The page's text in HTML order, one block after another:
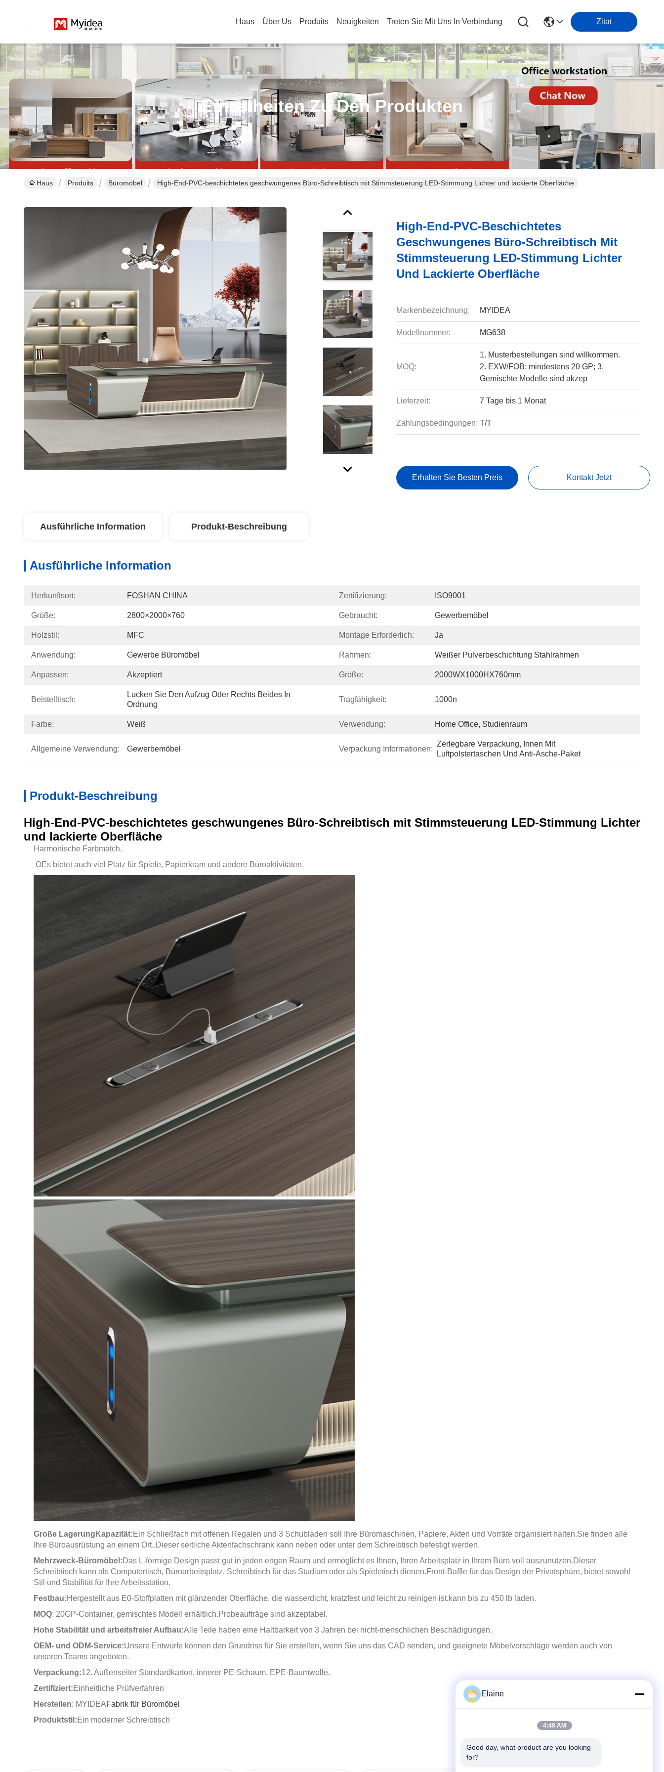
Haus Über Us Produits Neuigkeiten Treten Sie Mit Uns In Verbindung Zitat
Einzelheiten Zu Den Produkten
Haus Produits Büromöbel High-End-PVC-beschichtetes geschwungenes Büro-Schreibtisch mit Stimmsteuerung LED-Stimmung Lichter und lackierte Oberfläche
High-End-PVC-Beschichtetes
Geschwungenes Büro-Schreibtisch Mit
Stimmsteuerung LED-Stimmung Lichter
Und Lackierte Oberfläche
Markenbezeichnung: MYIDEA
Modellnummer: MG638
MOQ:
1. Musterbestellungen sind willkommen.
2. EXW/FOB: mindestens 20 GP; 3.
Gemischte Modelle sind akzep
Lieferzeit: 7 Tage bis 1 Monat
Zahlungsbedingungen: T/T
Erhalten Sie Besten Preis Kontakt Jetzt
Ausführliche Information Produkt-Beschreibung
Ausführliche Information
Herkunftsort: FOSHAN CHINA Zertifizierung: ISO9001
Größe: 2800×2000×760 Gebraucht: Gewerbemöbel
Holzstil: MFC Montage Erforderlich: Ja
Anwendung: Gewerbe Büromöbel Rahmen: Weißer Pulverbeschichtung Stahlrahmen
Anpassen: Akzeptiert Größe: 2000WX1000HX760mm
Beistelltisch:
Lucken Sie Den Aufzug Oder Rechts Beides In
Ordnung
Tragfähigkeit: 1000n
Farbe: Weiß Verwendung: Home Office, Studienraum
Allgemeine Verwendung: Gewerbemöbel Verpackung Informationen:
Zerlegbare Verpackung, Innen Mit
Luftpolstertaschen Und Anti-Asche-Paket
Produkt-Beschreibung
High-End-PVC-beschichtetes geschwungenes Büro-Schreibtisch mit Stimmsteuerung LED-Stimmung Lichter
und lackierte Oberfläche
Harmonische Farbmatch.
OEs bietet auch viel Platz für Spiele, Papierkram und andere Büroaktivitäten.
Große Lagerung Kapazität:Ein Schließfach mit offenen Regalen und 3 Schubladen soll Ihre Büromaschinen, Papiere, Akten und Vorräte organisiert halten.Sie finden alle
Ihre Büroausrüstung an einem Ort..Dieser seitliche Aktenfachschrank kann neben oder unter dem Schreibtisch befestigt werden.
Mehrzweck-Büromöbel:Das L-förmige Design passt gut in jeden engen Raum und ermöglicht es Ihnen, Ihren Arbeitsplatz in Ihrem Büro voll auszunutzen.Dieser
Schreibtisch kann als Computertisch, Büroarbeitsplatz, Schreibtisch für das Studium oder als Spieletisch dienen.Front-Baffle für das Design der Privatsphäre, bietet sowohl
Stil und Stabilität für Ihre Arbeitsstation.
Festbau:Hergestellt aus E0-Stoffplatten mit glänzender Oberfläche, die wasserdicht, kratzfest und leicht zu reinigen ist.kann bis zu 450 lb laden.
MOQ: 20GP-Container, gemischtes Modell erhältlich.Probeaufträge sind akzeptabel.
Hohe Stabilität und arbeitsfreier Aufbau:Alle Teile haben eine Haltbarkeit von 3 Jahren bei nicht-menschlichen Beschädigungen.
OEM- und ODM-Service:Unsere Entwürfe können den Grundriss für Sie erstellen, wenn Sie uns das CAD senden, und geeignete Möbelvorschläge werden auch von
unseren Teams angeboten.
Verpackung:12. Außenseiter Standardkarton, innerer PE-Schaum, EPE-Baumwolle.
Zertifiziert:Einheitliche Prüfverfahren
Herstellen: MYIDEAFabrik für Büromöbel
Produktstil:Ein moderner Schreibtisch
Elaine
4:48 AM
Good day, what product are you looking
for?